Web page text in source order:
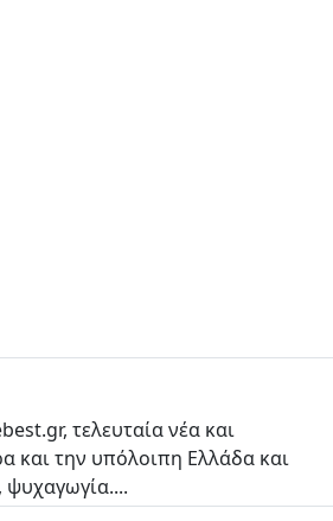
τελευταία νέα και
και την υπόλοιπη Ελλάδα και
ψυχαγωγία....